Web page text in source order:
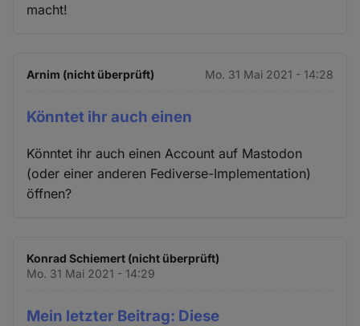
macht!
Arnim (nicht überprüft) Mo. 31 Mai 2021 - 14:28
Könntet ihr auch einen
Könntet ihr auch einen Account auf Mastodon
(oder einer anderen Fediverse-Implementation)
öffnen?
Konrad Schiemert (nicht überprüft)
Mo. 31 Mai 2021 - 14:29
Mein letzter Beitrag: Diese